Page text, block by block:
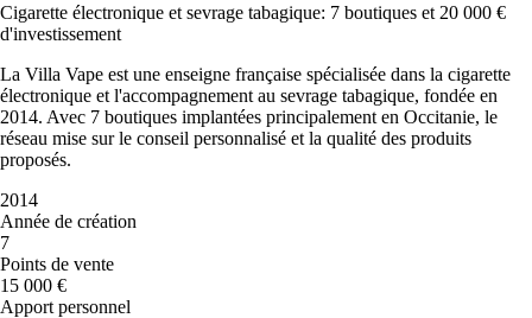
Cigarette électronique et sevrage tabagique: 7 boutiques et 20 000 €
d'investissement
La Villa Vape est une enseigne française spécialisée dans la cigarette
électronique et l'accompagnement au sevrage tabagique, fondée en
2014. Avec 7 boutiques implantées principalement en Occitanie, le
réseau mise sur le conseil personnalisé et la qualité des produits
proposés.
2014
Année de création
7
Points de vente
15 000 €
Apport personnel